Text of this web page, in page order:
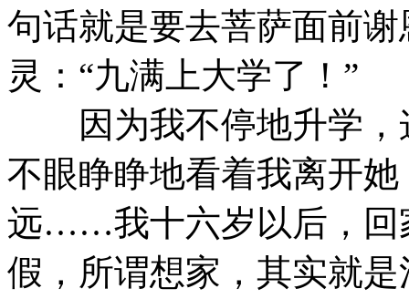
句话就是要去菩萨面前
灵：“九满上大学了！”
因为我不停地升学，
不眼睁睁地看着我离开
远……我十六岁以后，回
假，所谓想家，其实就